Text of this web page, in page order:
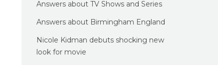
Answers about TV Shows and Series
Answers about Birmingham England
Nicole Kidman debuts shocking new
look for movie